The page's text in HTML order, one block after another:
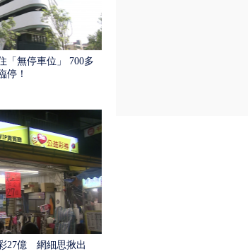
「無停車位」 700多
停！
27億 網細思揪出